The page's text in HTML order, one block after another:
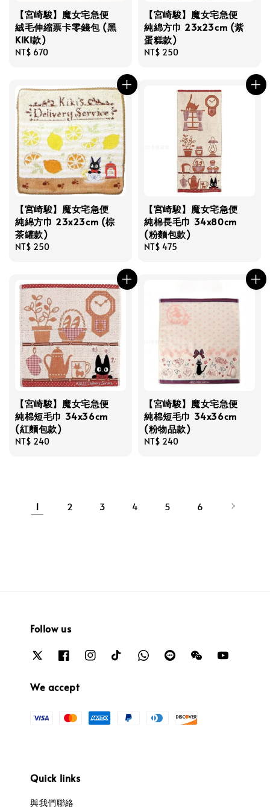
【宮崎駿】魔女宅急便
絨毛伸縮票卡零錢包 (黑
KIKI款)
Regular
NT$ 670
【宮崎駿】魔女宅急便
純綿方巾 23x23cm (紫
蛋糕款)
Regular
NT$ 250
【宮崎駿】魔女宅急便
純綿方巾 23x23cm (棕
茶罐款)
Regular
NT$ 250
【宮崎駿】魔女宅急便
純棉長毛巾 34x80cm
(粉麵包款)
Regular
NT$ 475
【宮崎駿】魔女宅急便
純棉短毛巾 34x36cm
(紅麵包款)
Regular
NT$ 240
【宮崎駿】魔女宅急便
純棉短毛巾 34x36cm
(粉物品款)
Regular
NT$ 240
1 2 3 4 5 6
Follow us
We accept
Quick links
與我們聯絡